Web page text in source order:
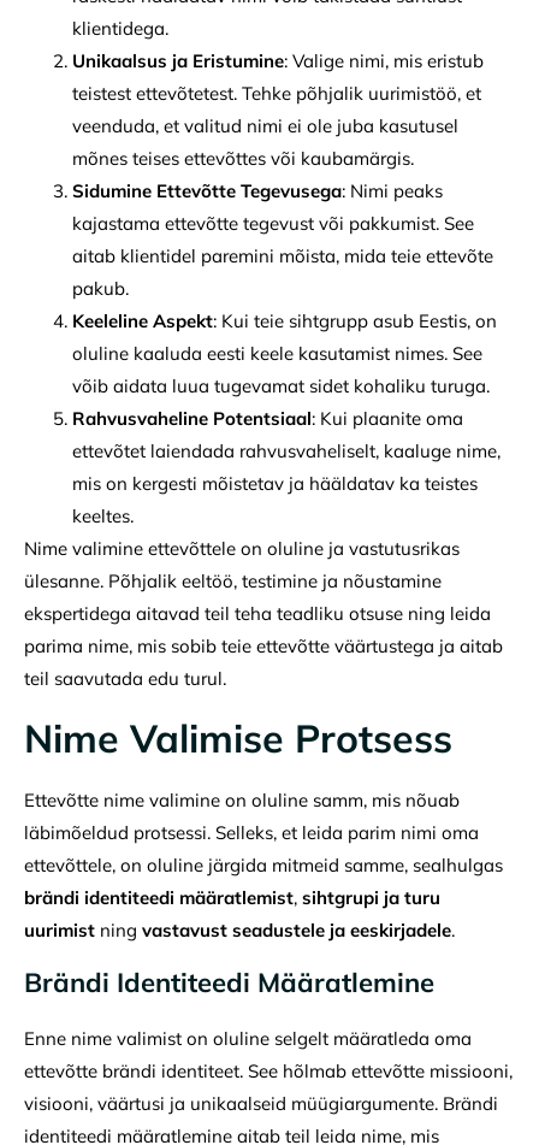
klientidega.
Unikaalsus ja Eristumine: Valige nimi, mis eristub
teistest ettevõtetest. Tehke põhjalik uurimistöö, et
veenduda, et valitud nimi ei ole juba kasutusel
mõnes teises ettevõttes või kaubamärgis.
Sidumine Ettevõtte Tegevusega: Nimi peaks
kajastama ettevõtte tegevust või pakkumist. See
aitab klientidel paremini mõista, mida teie ettevõte
pakub.
Keeleline Aspekt: Kui teie sihtgrupp asub Eestis, on
oluline kaaluda eesti keele kasutamist nimes. See
võib aidata luua tugevamat sidet kohaliku turuga.
Rahvusvaheline Potentsiaal: Kui plaanite oma
ettevõtet laiendada rahvusvaheliselt, kaaluge nime,
mis on kergesti mõistetav ja hääldatav ka teistes
keeltes.
Nime valimine ettevõttele on oluline ja vastutusrikas
ülesanne. Põhjalik eeltöö, testimine ja nõustamine
ekspertidega aitavad teil teha teadliku otsuse ning leida
parima nime, mis sobib teie ettevõtte väärtustega ja aitab
teil saavutada edu turul.
Nime Valimise Protsess
Ettevõtte nime valimine on oluline samm, mis nõuab
läbimõeldud protsessi. Selleks, et leida parim nimi oma
ettevõttele, on oluline järgida mitmeid samme, sealhulgas
brändi identiteedi määratlemist, sihtgrupi ja turu
uurimist ning vastavust seadustele ja eeskirjadele.
Brändi Identiteedi Määratlemine
Enne nime valimist on oluline selgelt määratleda oma
ettevõtte brändi identiteet. See hõlmab ettevõtte missiooni,
visiooni, väärtusi ja unikaalseid müügiargumente. Brändi
identiteedi määratlemine aitab teil leida nime, mis